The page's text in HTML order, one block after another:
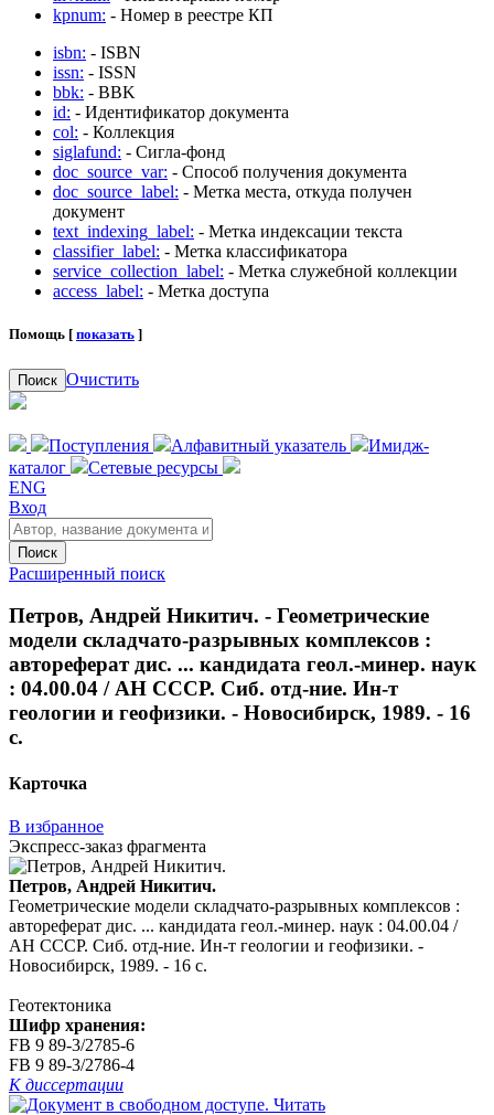
kpnum: - Номер в реестре КП
isbn: - ISBN
issn: - ISSN
bbk: - BBK
id: - Идентификатор документа
col: - Коллекция
siglafund: - Сигла-фонд
doc_source_var: - Способ получения документа
doc_source_label: - Метка места, откуда получен
документ
text_indexing_label: - Метка индексации текста
classifier_label: - Метка классификатора
service_collection_label: - Метка служебной коллекции
access_label: - Метка доступа
Помощь [ показать ]
Поиск Очистить
Поступления Алфавитный указатель
Имидж-
каталог
Сетевые ресурсы
ENG
Вход
Поиск
Расширенный поиск
Петров, Андрей Никитич. - Геометрические
модели складчато-разрывных комплексов :
автореферат дис. ... кандидата геол.-минер. наук
: 04.00.04 / АН СССР. Сиб. отд-ние. Ин-т
геологии и геофизики. - Новосибирск, 1989. - 16
с.
Карточка
В избранное
Экспресс-заказ фрагмента
Петров, Андрей Никитич.
Геометрические модели складчато-разрывных комплексов :
автореферат дис. ... кандидата геол.-минер. наук : 04.00.04 /
АН СССР. Сиб. отд-ние. Ин-т геологии и геофизики. -
Новосибирск, 1989. - 16 с.
Геотектоника
Шифр хранения:
FB 9 89-3/2785-6
FB 9 89-3/2786-4
К диссертации
Читать